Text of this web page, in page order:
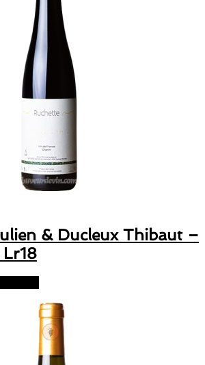
& Ducleux Thibaut –